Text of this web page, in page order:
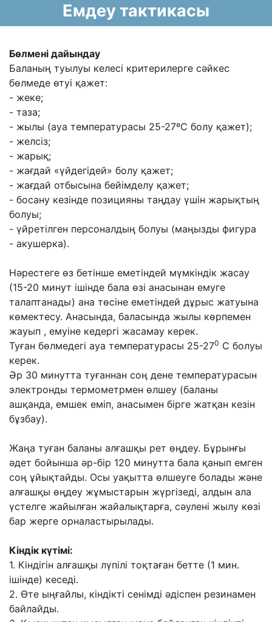
Емдеу тактикасы
Бөлмені дайындау
Баланың туылуы келесі критерилерге сəйкес
бөлмеде өтуі қажет:
- жеке;
- таза;
- жылы (ауа температурасы 25-27ºС болу қажет);
- желсіз;
- жарық;
- жағдай «үйдегідей» болу қажет;
- жағдай отбысына бейімделу қажет;
- босану кезінде позицияны таңдау үшін жарықтың
болуы;
- үйретілген персоналдың болуы (маңызды фигура
- акушерка).
Нəрестеге өз бетінше еметіндей мүмкіндік жасау
(15-20 минут ішінде бала өзі анасынан емуге
талаптанады) ана төсіне еметіндей дұрыс жатуына
көмектесу. Анасында, баласында жылы көрпемен
жауып , емуіне кедергі жасамау керек.
Туған бөлмедегі ауа температурасы 25-270 C болуы
керек.
Əр 30 минутта туғаннан соң дене температурасын
электронды термометрмен өлшеу (баланы
ашқанда, емшек еміп, анасымен бірге жатқан кезін
бұзбау).
Жаңа туған баланы алғашқы рет өңдеу. Бұрынғы
əдет бойынша əр-бір 120 минутта бала қанып емген
соң ұйықтайды. Осы уақытта өлшеуге болады жəне
алғашқы өңдеу жұмыстарын жүргізеді, алдын ала
үстелге жайылған жайалықтарға, сəулені жылу көзі
бар жерге орналастырылады.
Кіндік күтімі:
1. Кіндігін алғашқы лүпілі тоқтаған бетте (1 мин.
ішінде) кеседі.
2. Өте ыңғайлы, кіндікті сенімді əдіспен резинамен
байлайды.